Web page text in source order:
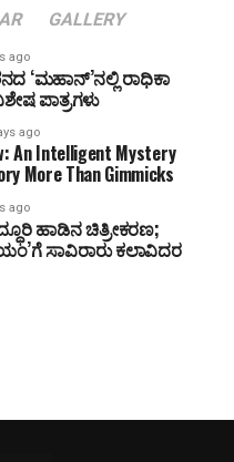
GALLERY
ago
‘ಮಹಾನ್’ನಲ್ಲಿ ರಾಧಿಕಾ
ಪಾತ್ರಗಳು
ago
An Intelligent Mystery
More Than Gimmicks
ago
ಹಾಡಿನ ಚಿತ್ರೀಕರಣ;
ಸಾವಿರಾರು ಕಲಾವಿದರ